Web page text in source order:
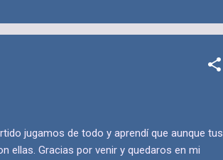
jugamos de todo y aprendí que aunque tus
ellas. Gracias por venir y quedaros en mi